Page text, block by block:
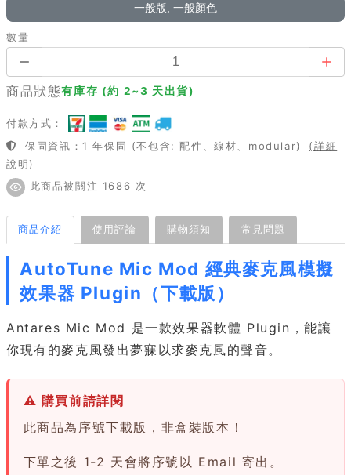
一般版, 一般顏色
數量
商品狀態有庫存 (約 2~3 天出貨)
付款方式：
保固資訊：1 年保固 (不包含: 配件、線材、modular)
(詳細
說明)
此商品被關注 1686 次
商品介紹 使用評論 購物須知 常見問題
AutoTune Mic Mod 經典麥克風模擬
效果器 Plugin（下載版）
Antares Mic Mod 是一款效果器軟體 Plugin，能讓
你現有的麥克風發出夢寐以求麥克風的聲音。
⚠ 購買前請詳閱
此商品為序號下載版，非盒裝版本！
下單之後 1-2 天會將序號以 Email 寄出。